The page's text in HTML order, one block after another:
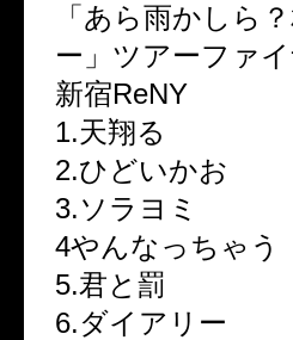
「あら雨かしら
ー」ツアーファ
新宿ReNY
1.天翔る
2.ひどいかお
3.ソラヨミ
4やんなっちゃう
5.君と罰
6.ダイアリー